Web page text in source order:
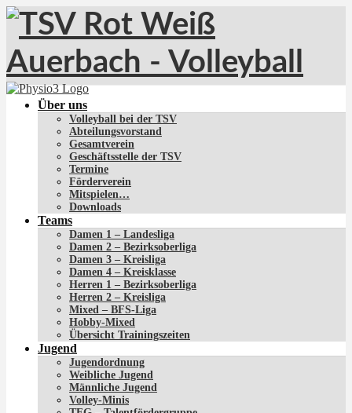
Über uns
Volleyball bei der TSV
Abteilungsvorstand
Gesamtverein
Geschäftsstelle der TSV
Termine
Förderverein
Mitspielen…
Downloads
Teams
Damen 1 – Landesliga
Damen 2 – Bezirksoberliga
Damen 3 – Kreisliga
Damen 4 – Kreisklasse
Herren 1 – Bezirksoberliga
Herren 2 – Kreisliga
Mixed – BFS-Liga
Hobby-Mixed
Übersicht Trainingszeiten
Jugend
Jugendordnung
Weibliche Jugend
Männliche Jugend
Volley-Minis